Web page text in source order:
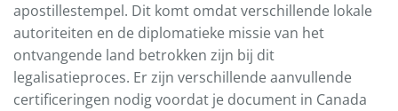
apostillestempel. Dit komt omdat verschillende lokale
autoriteiten en de diplomatieke missie van het
ontvangende land betrokken zijn bij dit
legalisatieproces. Er zijn verschillende aanvullende
certificeringen nodig voordat je document in Canada